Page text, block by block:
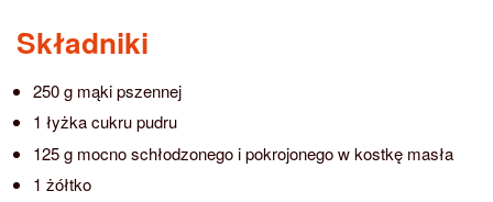
Składniki
250 g mąki pszennej
1 łyżka cukru pudru
125 g mocno schłodzonego i pokrojonego w kostkę masła
1 żółtko